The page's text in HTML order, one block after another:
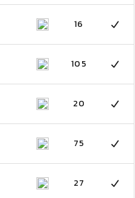
16
105
20
75
27